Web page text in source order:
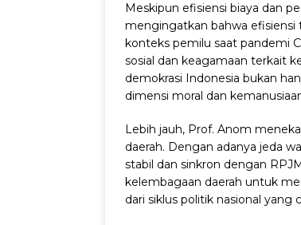
Meskipun efisiensi biaya dan
mengingatkan bahwa efisiensi
konteks pemilu saat pandemi
sosial dan keagamaan terkait
demokrasi Indonesia bukan
dimensi moral dan
Lebih jauh, Prof. Anom
daerah. Dengan adanya jeda
stabil dan sinkron dengan
kelembagaan daerah untuk
dari siklus politik nasional yang